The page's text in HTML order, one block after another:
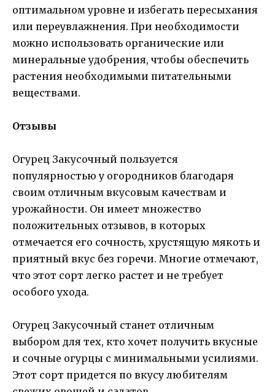
оптимальном уровне и избегать пересыхания
или переувлажнения. При необходимости
можно использовать органические или
минеральные удобрения, чтобы обеспечить
растения необходимыми питательными
веществами.
Отзывы
Огурец Закусочный пользуется
популярностью у огородников благодаря
своим отличным вкусовым качествам и
урожайности. Он имеет множество
положительных отзывов, в которых
отмечается его сочность, хрустящую мякоть и
приятный вкус без горечи. Многие отмечают,
что этот сорт легко растет и не требует
особого ухода.
Огурец Закусочный станет отличным
выбором для тех, кто хочет получить вкусные
и сочные огурцы с минимальными усилиями.
Этот сорт придется по вкусу любителям